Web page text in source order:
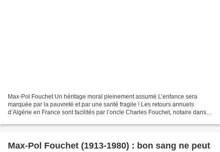
Max-Pol Fouchet Un héritage moral pleinement assumé L’enfance sera
marquée par la pauvreté et par une santé fragile ! Les retours annuels
d’Algérie en France sont facilités par l’oncle Charles Fouchet, notaire dans
Max-Pol Fouchet (1913-1980) : bon sang ne peut